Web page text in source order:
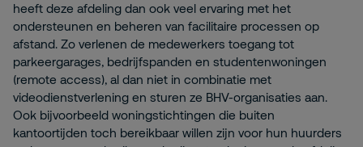
heeft deze afdeling dan ook veel ervaring met het
ondersteunen en beheren van facilitaire processen op
afstand. Zo verlenen de medewerkers toegang tot
parkeergarages, bedrijfspanden en studentenwoningen
(remote access), al dan niet in combinatie met
videodienstverlening en sturen ze BHV-organisaties aan.
Ook bijvoorbeeld woningstichtingen die buiten
kantoortijden toch bereikbaar willen zijn voor hun huurders